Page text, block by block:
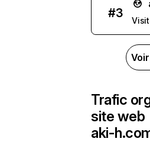
#3
Trafic
site web
aki-